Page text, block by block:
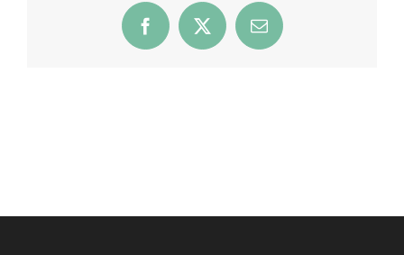
Facebook
X Email